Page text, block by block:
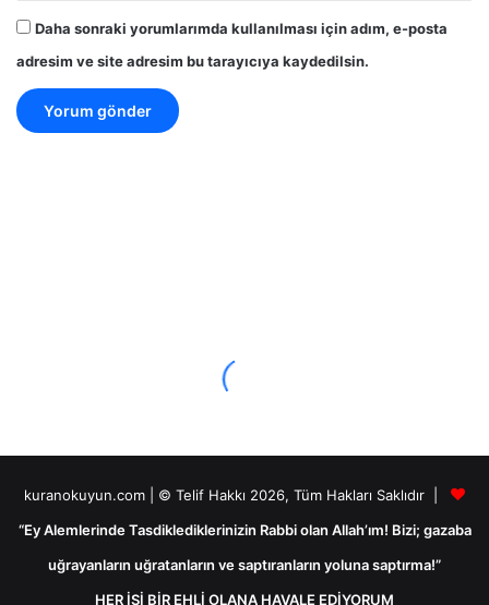
Daha sonraki yorumlarımda kullanılması için adım, e-posta
adresim ve site adresim bu tarayıcıya kaydedilsin.
kuranokuyun.com | © Telif Hakkı 2026, Tüm Hakları Saklıdır |
“Ey Alemlerinde Tasdiklediklerinizin Rabbi olan Allah’ım! Bizi; gazaba
uğrayanların uğratanların ve saptıranların yoluna saptırma!”
HER İŞİ BİR EHLİ OLANA HAVALE EDİYORUM